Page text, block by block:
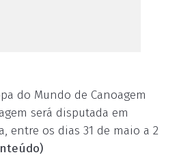
do Mundo de Canoagem
será disputada em
entre os dias 31 de maio a 2